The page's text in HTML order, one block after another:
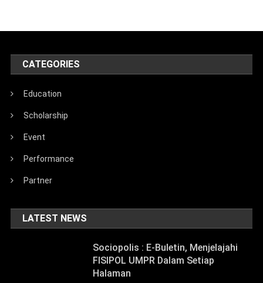
CATEGORIES
Education
Scholarship
Event
Performance
Partner
LATEST NEWS
Sociopolis : E-Buletin, Menjelajahi
FISIPOL UMPR Dalam Setiap
Halaman